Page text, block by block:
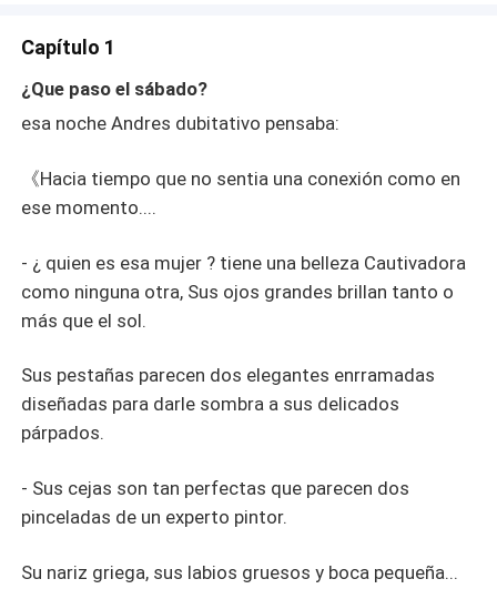
neon y lo estrecha que se volvio la calle le impedian ver
bar? Se prregunto Andres cuando se detuvo de golpe
mirando un letrero que decia Bari Club. Es ese dijo en
Capítulo 1
¿Que paso el sábado?
esa noche Andres dubitativo pensaba:
《Hacia tiempo que no sentia una conexión como en
ese momento....
- ¿ quien es esa mujer ? tiene una belleza Cautivadora
como ninguna otra, Sus ojos grandes brillan tanto o
más que el sol.
Sus pestañas parecen dos elegantes enrramadas
diseñadas para darle sombra a sus delicados
párpados.
- Sus cejas son tan perfectas que parecen dos
pinceladas de un experto pintor.
Su nariz griega, sus labios gruesos y boca pequeña...